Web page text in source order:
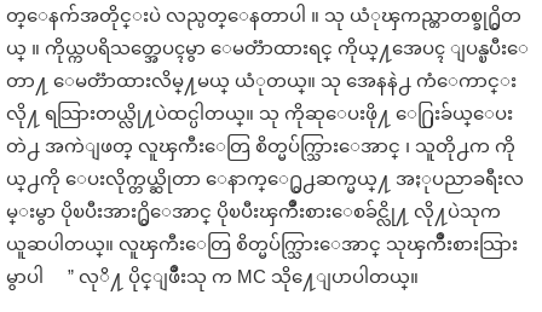
တ္ေနက်အတိုင္းပဲ လည္ပတ္ေနတာပါ ။ သု ယံုၾကည္တာတစ္ခု႐ွိတ
ယ္ ။ ကိုယ္ကပရိသတ္အေပၚမွာ ေမတၱာထားရင္ ကိုယ္႔အေပၚ ျပန္ၿပီးေ
တာ႔ ေမတၱာထားလိမ္႔မယ္ ယံုတယ္။ သု အေနနဲ႕ ကံေကာင္း
လို႔ ရသြားတယ္လို႔ပဲထင္ပါတယ္။ သု ကိုဆုေပးဖို႔ ေ႐ြးခ်ယ္ေပး
တဲ႕ အကဲျဖတ္ လူၾကီးေတြ စိတ္မပ်က္သြားေအာင္ ၊ သူတို႕က ကို
ယ္႕ကို ေပးလိုက္တယ္ဆိုတာ ေနာက္ေ႐ွ႕ဆက္မယ္႔ အႏုပညာခရီးလ
မ္းမွာ ပိုၿပီးအား႐ွိေအာင္ ပိုၿပီးၾကိဳးစားေစခ်င္လို႔ လို႔ပဲသုက
ယူဆပါတယ္။ လူၾကီးေတြ စိတ္မပ်က္သြားေအာင္ သုၾကိဳးစားသြား
မွာပါ ” လုိ႔ ပိုင္ျဖိဳးသု က MC သို႔ေျပာပါတယ္။